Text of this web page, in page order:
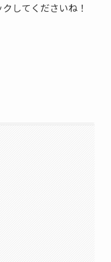
してくださいね！